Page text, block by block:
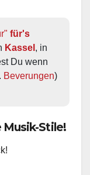
für's
Kassel
Du wenn
Beverungen)
Musik-Stile!